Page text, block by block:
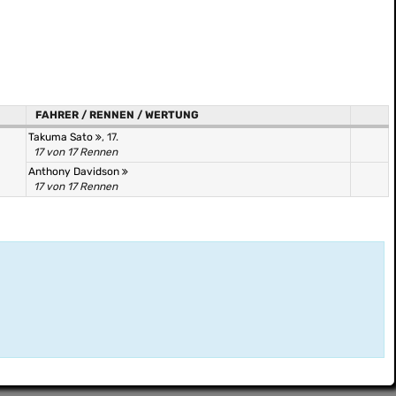
FAHRER / RENNEN / WERTUNG
Takuma Sato
, 17.
17 von 17 Rennen
Anthony Davidson
17 von 17 Rennen